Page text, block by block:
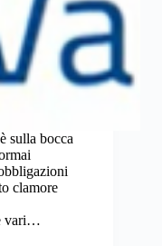
sulla bocca
clamore
vari…